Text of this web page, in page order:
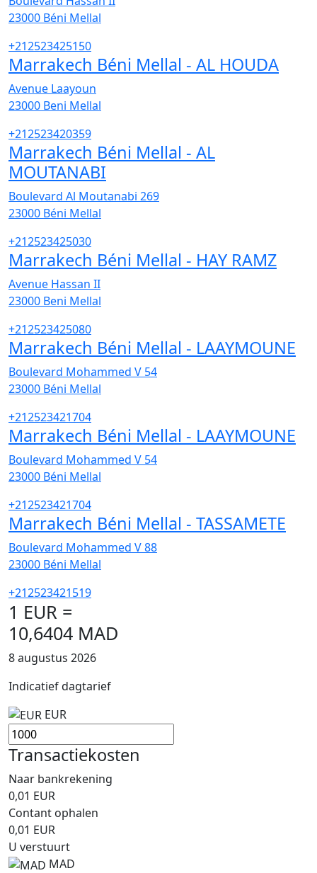
23000 Béni Mellal
+212523425150
Marrakech Béni Mellal - AL HOUDA
Avenue Laayoun
23000 Beni Mellal
+212523420359
Marrakech Béni Mellal - AL
MOUTANABI
Boulevard Al Moutanabi 269
23000 Béni Mellal
+212523425030
Marrakech Béni Mellal - HAY RAMZ
Avenue Hassan II
23000 Beni Mellal
+212523425080
Marrakech Béni Mellal - LAAYMOUNE
Boulevard Mohammed V 54
23000 Béni Mellal
+212523421704
Marrakech Béni Mellal - LAAYMOUNE
Boulevard Mohammed V 54
23000 Béni Mellal
+212523421704
Marrakech Béni Mellal - TASSAMETE
Boulevard Mohammed V 88
23000 Béni Mellal
+212523421519
1 EUR =
10,6404 MAD
8 augustus 2026
Indicatief dagtarief
EUR
Transactiekosten
Naar bankrekening
0,01 EUR
Contant ophalen
0,01 EUR
U verstuurt
MAD